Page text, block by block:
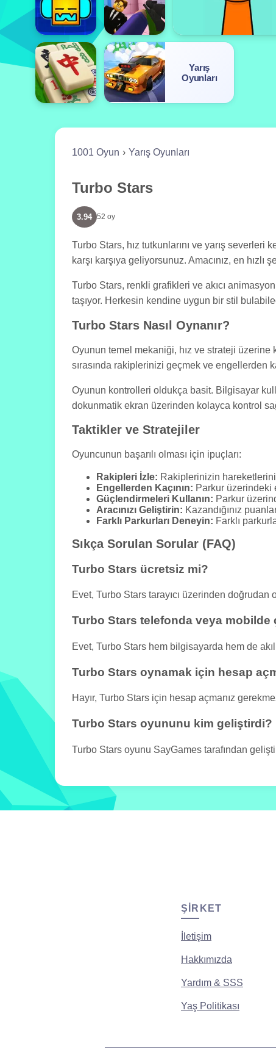
Yarış
Oyunları
1001 Oyun Yarış Oyunları
Turbo Stars
3.94 52 oy
Turbo Stars, hız tutkunlarını ve yarış
karşı karşıya geliyorsunuz. Amacınız, en
Turbo Stars, renkli grafikleri ve akıcı
taşıyor. Herkesin kendine uygun bir stil
Turbo Stars Nasıl Oynanır?
Oyunun temel mekaniği, hız ve strateji üzerine
sırasında rakiplerinizi geçmek ve engellerden
Oyunun kontrolleri oldukça basit. Bilgisayar
dokunmatik ekran üzerinden kolayca kontrol
Taktikler ve Stratejiler
Oyuncunun başarılı olması için ipuçları:
Rakipleri İzle: Rakiplerinizin
Engellerden Kaçının: Parkur üzerindeki
Güçlendirmeleri Kullanın: Parkur
Aracınızı Geliştirin: Kazandığınız
Farklı Parkurları Deneyin: Farklı
Sıkça Sorulan Sorular (FAQ)
Turbo Stars ücretsiz mi?
Evet, Turbo Stars tarayıcı üzerinden
Turbo Stars telefonda veya mobilde
Evet, Turbo Stars hem bilgisayarda hem de
Turbo Stars oynamak için hesap
Hayır, Turbo Stars için hesap açmanız
Turbo Stars oyununu kim geliştirdi?
Turbo Stars oyunu SayGames tarafından
ŞIRKET
İletişim
Hakkımızda
Yardım & SSS
Yaş Politikası